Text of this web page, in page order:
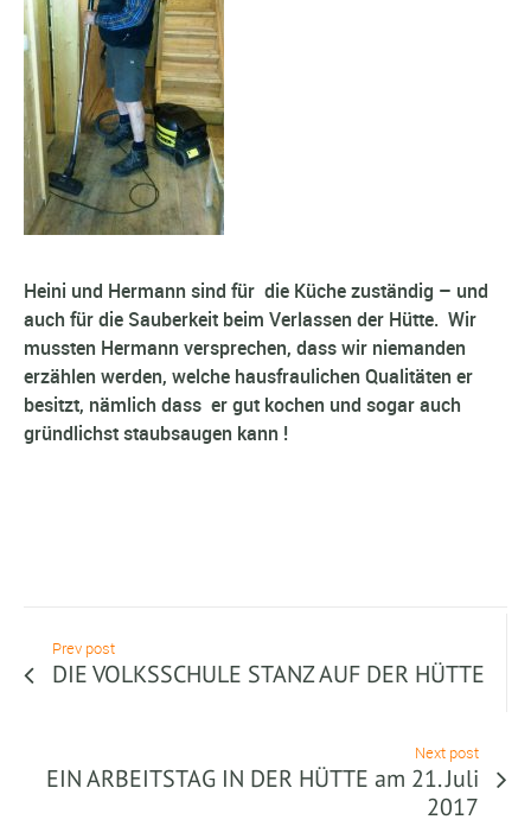
Heini und Hermann sind für die Küche zuständig – und
auch für die Sauberkeit beim Verlassen der Hütte. Wir
mussten Hermann versprechen, dass wir niemanden
erzählen werden, welche hausfraulichen Qualitäten er
besitzt, nämlich dass er gut kochen und sogar auch
gründlichst staubsaugen kann !
Prev post
DIE VOLKSSCHULE STANZ AUF DER HÜTTE
Next post
EIN ARBEITSTAG IN DER HÜTTE am 21. Juli
2017